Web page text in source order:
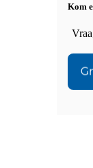
Kom